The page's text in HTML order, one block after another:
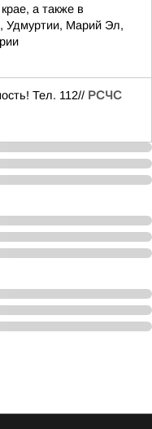
а также в
Удмуртии, Марий Эл,
Тел. 112// РСЧС